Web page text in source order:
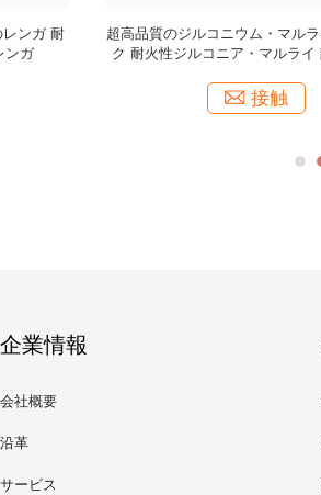
産業用陶器のカスタマイゼーションのための四
角コロンドムマルライト防火製品
企業情報
会社概要
沿革
サービス